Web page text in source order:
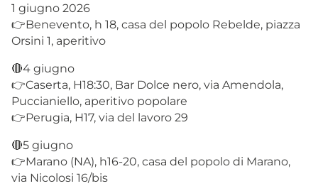
1 giugno 2026
👉Benevento, h 18, casa del popolo Rebelde, piazza
Orsini 1, aperitivo
🔴4 giugno
👉Caserta, H18:30, Bar Dolce nero, via Amendola,
Puccianiello, aperitivo popolare
👉Perugia, H17, via del lavoro 29
🔴5 giugno
👉Marano (NA), h16-20, casa del popolo di Marano,
via Nicolosi 16/bis